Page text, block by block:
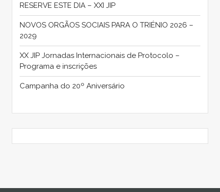
RESERVE ESTE DIA – XXI JIP
NOVOS ORGÃOS SOCIAIS PARA O TRIÉNIO 2026 –
2029
XX JIP Jornadas Internacionais de Protocolo –
Programa e inscrições
Campanha do 20º Aniversário